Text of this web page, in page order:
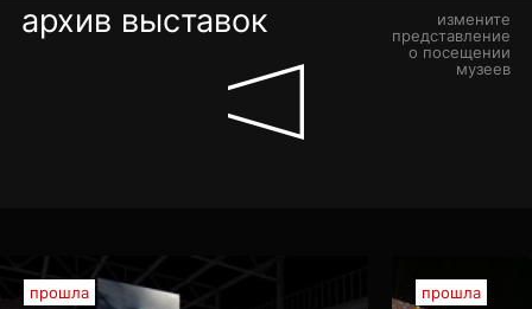
архив выставок
измените
представление
о посещении
музеев
прошла прошла